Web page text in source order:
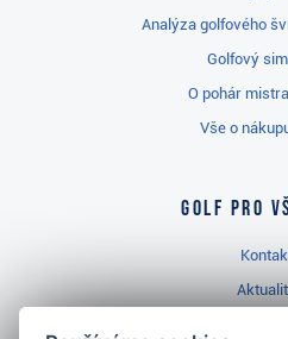
Analýza golfového
Golfový
O pohár
Vše o
Golf pro